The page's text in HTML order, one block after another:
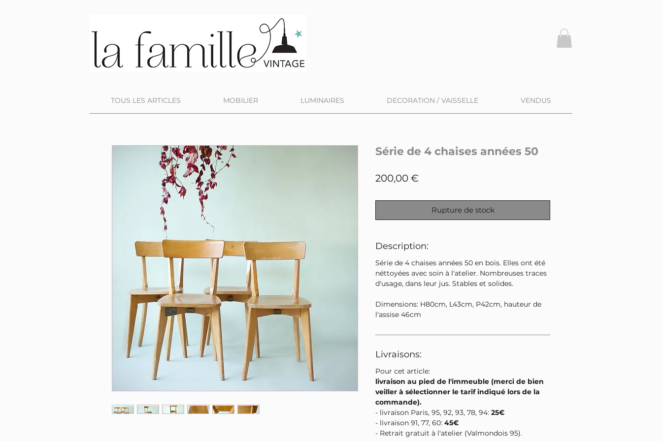
TOUS LES ARTICLES MOBILIER LUMINAIRES DECORATION / VAISSELLE VENDUS
Série de 4 chaises années 50
200,00 €
Rupture de stock
Description:
Série de 4 chaises années 50 en bois. Elles ont été
néttoyées avec soin à l'atelier. Nombreuses traces
d'usage, dans leur jus. Stables et solides.
Dimensions: H80cm, L43cm, P42cm, hauteur de
l'assise 46cm
Livraisons:
Pour cet article:
livraison au pied de l'immeuble (merci de bien
veiller à sélectionner le tarif indiqué lors de la
commande).
- livraison Paris, 95, 92, 93, 78, 94: 25€
- livraison 91, 77, 60: 45€
- Retrait gratuit à l'atelier (Valmondois 95).